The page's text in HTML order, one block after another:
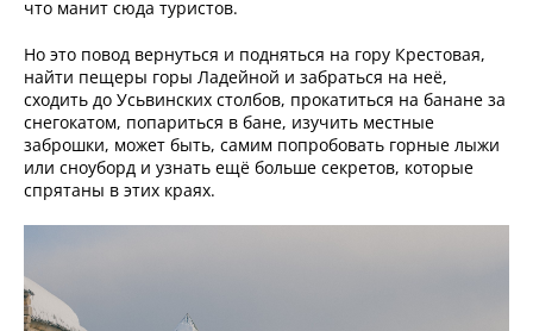
что манит сюда туристов.
Но это повод вернуться и подняться на гору Крестовая,
найти пещеры горы Ладейной и забраться на неё,
сходить до Усьвинских столбов, прокатиться на банане за
снегокатом, попариться в бане, изучить местные
заброшки, может быть, самим попробовать горные лыжи
или сноуборд и узнать ещё больше секретов, которые
спрятаны в этих краях.